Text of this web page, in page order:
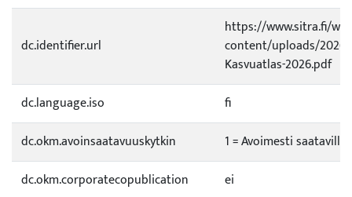
dc.identifier.url
https://www.sitra.fi/wp-
content/uploads/
Kasvuatlas-2026.pdf
dc.language.iso
fi
dc.okm.avoinsaatavuuskytkin
1 = Avoimesti saatavilla
dc.okm.corporatecopublication
ei